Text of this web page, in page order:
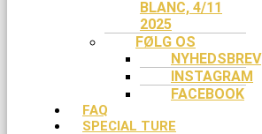
BLANC, 4/11
2025
FØLG OS
NYHEDSBREV
INSTAGRAM
FACEBOOK
FAQ
SPECIAL TURE